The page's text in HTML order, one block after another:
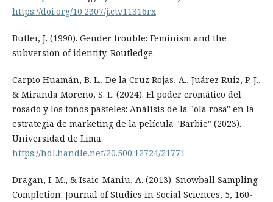
https://doi.org/10.2307/j.ctv11316rx
Butler, J. (1990). Gender trouble: Feminism and the
subversion of identity. Routledge.
Carpio Huamán, B. L., De la Cruz Rojas, A., Juárez Ruiz, P. J.,
& Miranda Moreno, S. L. (2024). El poder cromático del
rosado y los tonos pasteles: Análisis de la "ola rosa" en la
estrategia de marketing de la película "Barbie" (2023).
Universidad de Lima.
https://hdl.handle.net/20.500.12724/21771
Dragan, I. M., & Isaic-Maniu, A. (2013). Snowball Sampling
Completion. Journal of Studies in Social Sciences, 5, 160-